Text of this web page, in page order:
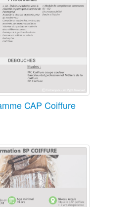
CAP Coiffure